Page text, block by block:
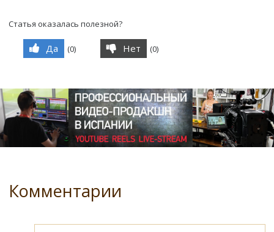
Статья оказалась полезной?
Да (0) Нет (0)
Комментарии